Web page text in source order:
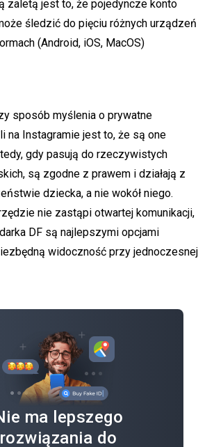
zaletą jest to, że pojedyncze konto
śledzić do pięciu różnych urządzeń
(Android, iOS, MacOS)
sposób myślenia o prywatne
na Instagramie jest to, że są one
gdy pasują do rzeczywistych
są zgodne z prawem i działają z
dziecka, a nie wokół niego.
nie zastąpi otwartej komunikacji,
DF są najlepszymi opcjami
widoczność przy jednoczesnej
ma lepszego
rozwiązania do